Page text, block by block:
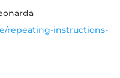
repeating-instructions-